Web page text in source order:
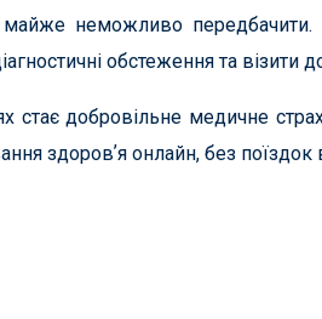
майже неможливо
обстеження та візити
стає добровільне медичне
здоровʼя онлайн, без